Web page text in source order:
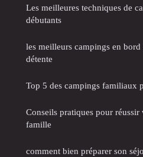
Les meilleures techniques de
débutants
les meilleurs campings en
détente
Top 5 des campings familiaux
Conseils pratiques pour
famille
comment bien préparer son